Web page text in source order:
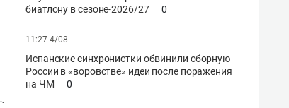
биатлону в сезоне-2026/27
0
11:27 4/08
Испанские синхронистки обвинили сборную
России в «воровстве» идеи после поражения
на ЧМ
0